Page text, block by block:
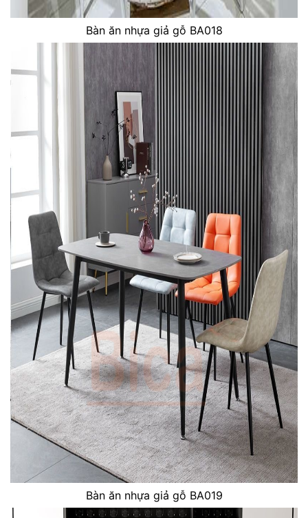
Bàn ăn nhựa giả gỗ BA018
Bàn ăn nhựa giả gỗ BA019